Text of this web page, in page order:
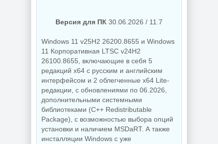
Создание
коллажей Shotcut
26.8.1 + Portable
PDF редактор
UPDF 2.5.7.0
NEW NEW
Версия для ПК 30.06.2026 / 11.7
Windows 11 v25H2 26200.8655 и Windows
11 Корпоративная LTSC v24H2
26100.8655, включающие в себя 5
редакций x64 с русским и английским
интерфейсом и 2 облегченные x64 Lite-
редакции, с обновлениями по 06.2026,
дополнительными системными
библиотеками (C++ Redistributable
Package), с возможностью выбора опций
установки и наличием MSDaRT. А также
инсталляции Windows c уже